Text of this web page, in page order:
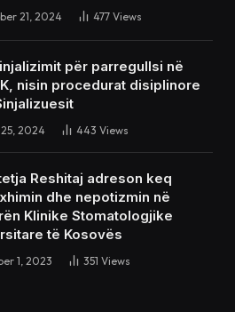
21, 2024 477 Views
për parregullsi në
nisin procedurat disiplinore
2024 443 Views
Reshitaj adreson keq
dhe nepotizmin në
Klinike Stomatologjike
të Kosovës
1, 2023 351 Views